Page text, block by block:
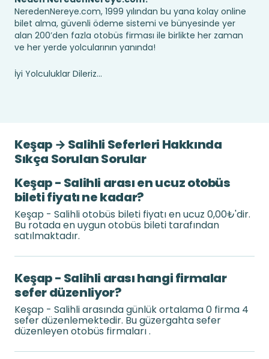
NeredenNereye.com, 1999 yılından bu yana kolay online
bilet alma, güvenli ödeme sistemi ve bünyesinde yer
alan 200’den fazla otobüs firması ile birlikte her zaman
ve her yerde yolcularının yanında!
İyi Yolculuklar Dileriz...
Keşap → Salihli Seferleri Hakkında
Sıkça Sorulan Sorular
Keşap - Salihli arası en ucuz otobüs
bileti fiyatı ne kadar?
Keşap - Salihli otobüs bileti fiyatı en ucuz 0,00₺'dir.
Bu rotada en uygun otobüs bileti tarafından
satılmaktadır.
Keşap - Salihli arası hangi firmalar
sefer düzenliyor?
Keşap - Salihli arasında günlük ortalama 0 firma 4
sefer düzenlemektedir. Bu güzergahta sefer
düzenleyen otobüs firmaları .